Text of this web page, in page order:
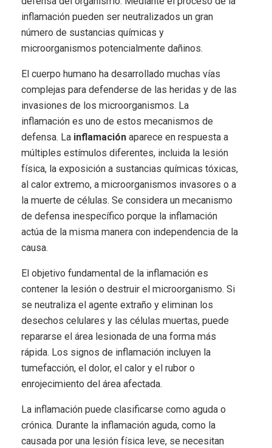
inflamación pueden ser neutralizados un gran
número de sustancias químicas y
microorganismos potencialmente dañinos.
El cuerpo humano ha desarrollado muchas vías
complejas para defenderse de las heridas y de las
invasiones de los microorganismos. La
inflamación es uno de estos mecanismos de
defensa. La inflamación aparece en respuesta a
múltiples estímulos diferentes, incluida la lesión
física, la exposición a sustancias químicas tóxicas,
al calor extremo, a microorganismos invasores o a
la muerte de células. Se considera un mecanismo
de defensa inespecífico porque la inflamación
actúa de la misma manera con independencia de la
causa.
El objetivo fundamental de la inflamación es
contener la lesión o destruir el microorganismo. Si
se neutraliza el agente extraño y eliminan los
desechos celulares y las células muertas, puede
repararse el área lesionada de una forma más
rápida. Los signos de inflamación incluyen la
tumefacción, el dolor, el calor y el rubor o
enrojecimiento del área afectada.
La inflamación puede clasificarse como aguda o
crónica. Durante la inflamación aguda, como la
causada por una lesión física leve, se necesitan